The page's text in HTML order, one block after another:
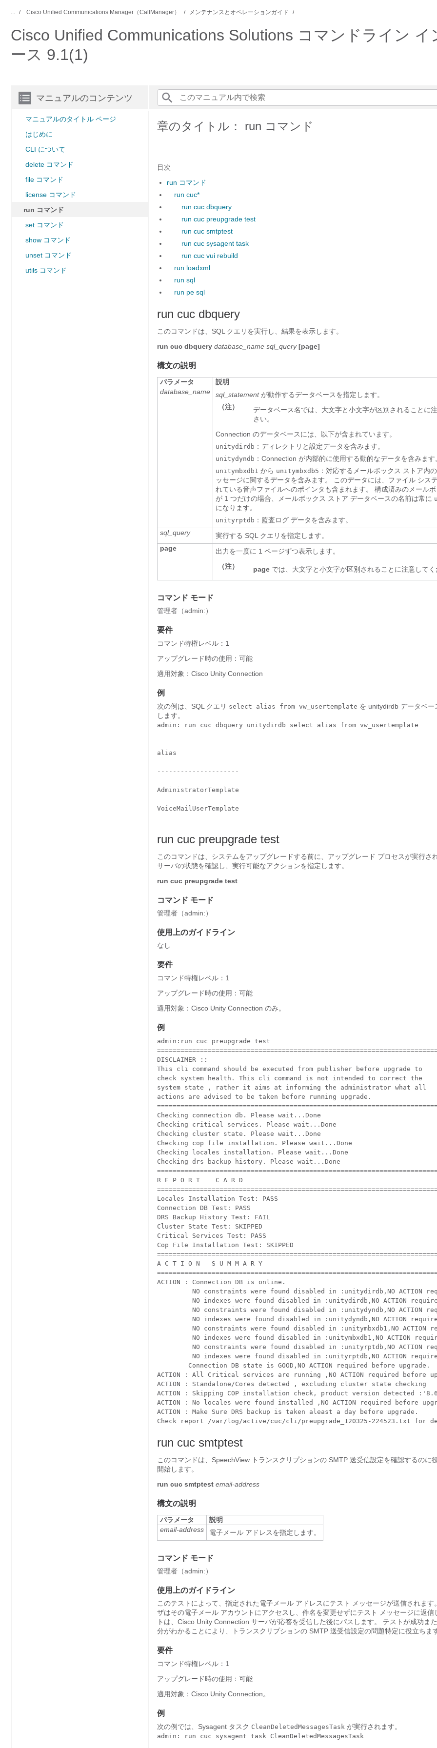
... Cisco Unified Communications Manager（CallManager） メンテナンスとオペレーションガイド
Cisco Unified Communications Solutions コマンドライン
ース 9.1(1)
マニュアルのコンテンツ
マニュアルのタイトル ページ
はじめに
CLI について
delete コマンド
file コマンド
license コマンド
run コマンド
set コマンド
show コマンド
unset コマンド
utils コマンド
章のタイトル： run コマンド
目次
run コマンド
run cuc*
run cuc dbquery
run cuc preupgrade test
run cuc smtptest
run cuc sysagent task
run cuc vui rebuild
run loadxml
run sql
run pe sql
run cuc dbquery
このコマンドは、SQL クエリを実行し、結果を表示します。
run cuc dbquery database_name sql_query [page]
構文の説明
パラメータ
説明
database_name
sql_statementが動作するデータベースを指定します。
（注）
データベース名では、大文字と小文字が区別されることに
さい。
Connection のデータベースには、以下が含まれています。
unitydirdb ：ディレクトリと設定データを含みます。
unitydyndb ：Connection が内部的に使用する動的なデータを含みます
unitymbxdb1 から unitymbxdb5 ：対応するメールボックス ストア内
ッセージに関するデータを含みます。 このデータには、ファイル シス
れている音声ファイルへのポインタも含まれます。 構成済みのメール
が 1 つだけの場合、メールボックス ストア データベースの名前は常に
になります。
unityrptdb ：監査ログ データを含みます。
sql_query
実行する SQL クエリを指定します。
page
出力を一度に 1 ページずつ表示します。
（注）
page では、大文字と小文字が区別されることに注意してく
コマンド モード
管理者（admin:）
要件
コマンド特権レベル：1
アップグレード時の使用：可能
適用対象： Cisco Unity Connection
例
次の例は、SQL クエリ select alias from vw_usertemplate を unitydirdb データベー
します。
admin: run cuc dbquery unitydirdb select alias from vw_usertemplate
alias
---------------------
AdministratorTemplate
VoiceMailUserTemplate
run cuc preupgrade test
このコマンドは、システムをアップグレードする前に、アップグレード プロセスが実行さ
サーバの状態を確認し、実行可能なアクションを指定します。
run cuc preupgrade test
コマンド モード
管理者（admin:）
使用上のガイドライン
なし
要件
コマンド特権レベル：1
アップグレード時の使用：可能
適用対象：Cisco Unity Connection のみ。
例
admin:run cuc preupgrade test
DISCLAIMER ::
This cli command should be executed from publisher before upgrade to
check system health. This cli command is not intended to correct the
system state , rather it aims at informing the administrator what all
actions are advised to be taken before running upgrade.
Checking connection db. Please wait...Done
Checking critical services. Please wait...Done
Checking cluster state. Please wait...Done
Checking cop file installation. Please wait...Done
Checking locales installation. Please wait...Done
Checking drs backup history. Please wait...Done
R E P O R T    C A R D
Locales Installation Test: PASS
Connection DB Test: PASS
DRS Backup History Test: FAIL
Cluster State Test: SKIPPED
Critical Services Test: PASS
Cop File Installation Test: SKIPPED
A C T I O N   S U M M A R Y
ACTION : Connection DB is online.
NO constraints were found disabled in :unitydirdb,NO ACTION
NO indexes were found disabled in :unitydirdb,NO ACTION
NO constraints were found disabled in :unitydyndb,NO ACTION
NO indexes were found disabled in :unitydyndb,NO ACTION
NO constraints were found disabled in :unitymbxdb1,NO ACTION
NO indexes were found disabled in :unitymbxdb1,NO ACTION
NO constraints were found disabled in :unityrptdb,NO ACTION
NO indexes were found disabled in :unityrptdb,NO ACTION
        Connection DB state is GOOD,NO ACTION required before upgrade.
ACTION : All Critical services are running ,NO ACTION required before
ACTION : Standalone/Cores detected , excluding cluster state checking
ACTION : Skipping COP installation check, product version detected
ACTION : No locales were found installed ,NO ACTION required before
ACTION : Make Sure DRS backup is taken aleast a day before upgrade.
Check report /var/log/active/cuc/cli/preupgrade_120325-224523.txt for
run cuc smtptest
このコマンドは、SpeechView トランスクリプションの SMTP 送受信設定を確認するのに
開始します。
run cuc smtptest email-address
構文の説明
パラメータ
説明
email-address
電子メール アドレスを指定します。
コマンド モード
管理者（admin:）
使用上のガイドライン
このテストによって、指定された電子メール アドレスにテスト メッセージが送信されます
ザはその電子メール アカウントにアクセスし、件名を変更せずにテスト メッセージに返信
トは、 Cisco Unity Connection サーバが応答を受信した後にパスします。 テストが成功ま
分がわかることにより、トランスクリプションの SMTP 送受信設定の問題特定に役立ちます
要件
コマンド特権レベル：1
アップグレード時の使用：可能
適用対象： Cisco Unity Connection。
例
次の例では、Sysagent タスク CleanDeletedMessagesTask が実行されます。
admin: run cuc sysagent task CleanDeletedMessagesTask